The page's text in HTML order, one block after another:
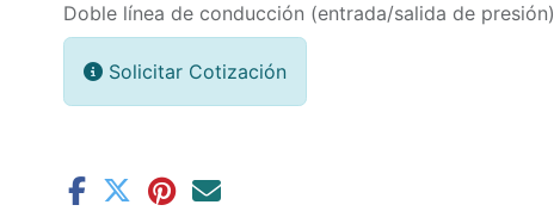
Doble línea de conducción (entrada/salida de presión)
Solicitar Cotización